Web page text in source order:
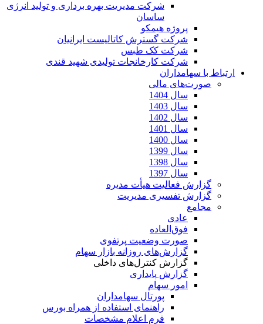
شرکت مدیریت بهره برداری و تولید انرژی
ساسان
پروژه هیمکو
شرکت گسترش کاتالیست ایرانیان
شرکت کک طبس
شرکت کارخانجات تولیدی شهید قندی
ارتباط با سهامداران
صورت‌های مالی
سال 1404
سال 1403
سال 1402
سال 1401
سال 1400
سال 1399
سال 1398
سال 1397
گزارش فعالیت هیأت مدیره
گزارش تفسیری مدیریت
مجامع
عادی
فوق‌العاده
صورت وضعیت پرتفوی
گزارش‌های روزانه بازار سهام
گزارش کنترل‌های داخلی
گزارش پایداری
امور سهام
پورتال سهامداران
راهنمای استفاده از همراه بورس
فرم اعلام مشخصات